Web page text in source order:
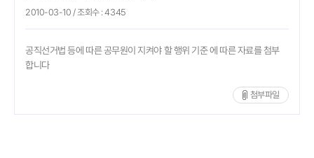
2010-03-10 / 조회수 :4345
공직선거법 등에 따른 공무원이 지켜야 할 행위 기준 에 따른 자료를 첨부
합니다
첨부파일